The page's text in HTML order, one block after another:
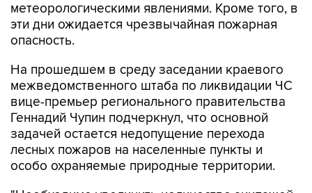
опасность.
На прошедшем в среду заседании краевого
вице-премьер регионального правительства
Геннадий Чупин подчеркнул, что основной
задачей остается недопущение перехода
лесных пожаров на населенные пункты и
особо охраняемые природные территории.
"Необходимо увеличить количество экипажей